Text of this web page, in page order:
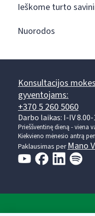
Ieškome turto
Nuorodos
Konsultacijos
gyventojams:
+370 5 260 5060
Darbo laikas: I-IV 8.00-
Prieššventinę dieną - viena
Kiekvieno mėnesio antrą
Paklausimas per Mano